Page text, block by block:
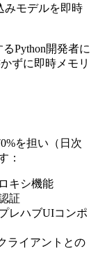
みモデルを即時
Python開発者に
ずに即時メモリ
を担い（日次
：
キシ機能
証
レハブUIコンポ
ライアントとの